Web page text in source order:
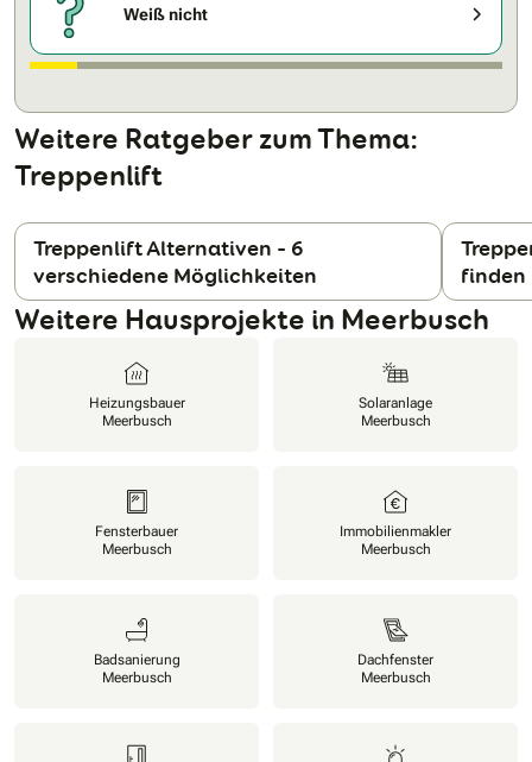
Weiß nicht
Weitere Ratgeber zum Thema:
Treppenlift
Treppenlift Alternativen – 6
verschiedene Möglichkeiten
finden
Weitere Hausprojekte in Meerbusch
Heizungsbauer
Meerbusch
Solaranlage
Meerbusch
Fensterbauer
Meerbusch
Immobilienmakler
Meerbusch
Badsanierung
Meerbusch
Dachfenster
Meerbusch